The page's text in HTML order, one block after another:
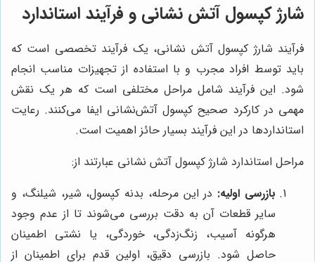
شارژ کپسول آتش نشانی و فرآیند استاندارد
فرآیند شارژ کپسول آتش نشانی، یک فرآیند تخصصی است که
باید توسط افراد مجرب و با استفاده از تجهیزات مناسب انجام
شود. این فرآیند شامل مراحل مختلفی است که هر یک نقش
مهمی در کارکرد صحیح کپسول آتش‌نشانی ایفا می‌کنند. رعایت
استانداردها در این فرآیند بسیار حائز اهمیت است.
مراحل استاندارد شارژ کپسول آتش نشانی عبارتند از:
بازرسی اولیه: در این مرحله، بدنه کپسول، شیر، شیلنگ، و
سایر قطعات آن به دقت بررسی می‌شوند تا از عدم وجود
هرگونه آسیب، زنگ‌زدگی، خوردگی، یا نشتی اطمینان
حاصل شود. بازرسی دقیق، اولین قدم برای اطمینان از